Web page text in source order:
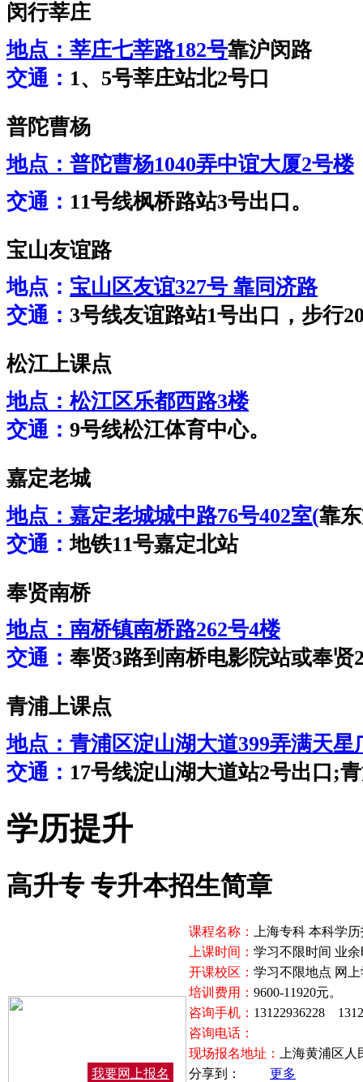
闵行莘庄
地点： 莘庄七莘路182号靠沪闵路
交通： 1、5号莘庄站北2号口
普陀曹杨
地点： 普陀曹杨1040弄中谊大厦2号楼
交通： 11号线枫桥路站3号出口。
宝山友谊路
地点： 宝山区友谊327号 靠同济路
交通： 3号线友谊路站1号出口，步行
松江上课点
地点： 松江区乐都西路3楼
交通： 9号线松江体育中心。
嘉定老城
地点： 嘉定老城城中路76号402室(靠
交通：地铁11号嘉定北站
奉贤南桥
地点： 南桥镇南桥路262号4楼
交通： 奉贤3路到南桥电影院站或奉
青浦上课点
地点： 青浦区淀山湖大道399弄满天星
交通： 17号线淀山湖大道站2号出口;
学历提升
高升专 专升本招生简章
课程名称：
上海专科 本科学
上课时间： 学习不限时间 业
开课校区： 学习不限地点 网
培训费用： 9600-11920元。
咨询手机： 13122936228
咨询电话：
现场报名地址：
上海黄浦区
我要网上报名
分享到： 更多